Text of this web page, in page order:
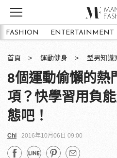
FASHION ENTERTAINMENT
首頁 運動健身 型男知識
8個運動偷懶的熱
項？快學習用負
態吧！
Chi 2016年10月06日 09:00